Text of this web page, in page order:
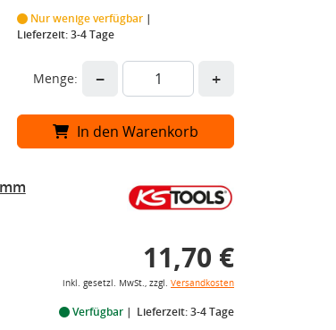
Nur wenige verfügbar
Lieferzeit: 3-4 Tage
Menge: − +
In den Warenkorb
11,70 €
inkl. gesetzl. MwSt., zzgl. Versandkosten
Verfügbar Lieferzeit: 3-4 Tage